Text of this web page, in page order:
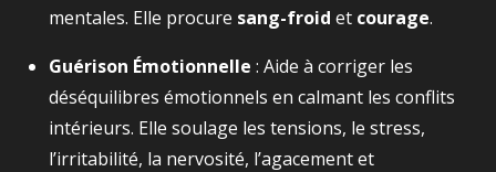
mentales. Elle procure sang-froid et courage.
Guérison Émotionnelle : Aide à corriger les
déséquilibres émotionnels en calmant les conflits
intérieurs. Elle soulage les tensions, le stress,
l’irritabilité, la nervosité, l’agacement et